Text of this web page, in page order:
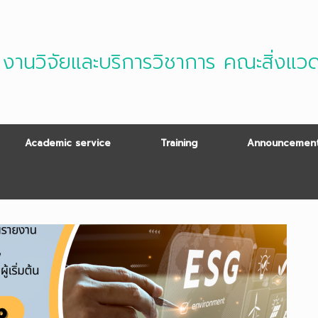
งานวิจัยและบริการวิชาการ คณะสิ่งแ
Academic service Training